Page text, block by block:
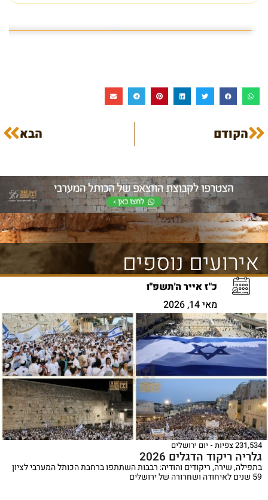
הקודם הבא
אירועים נוספים
כ"ז אייר ה'תשפ"ו
מאי 14, 2026
231,534 צפיות יום ירושלים
גלריה ריקוד הדגלים 2026
בתפילה, שירה, ריקודים והודיה: רבבות השתתפו ברחבת הכותל המערבי לציון
59 שנים לאיחודה ושחרורה של ירושלים